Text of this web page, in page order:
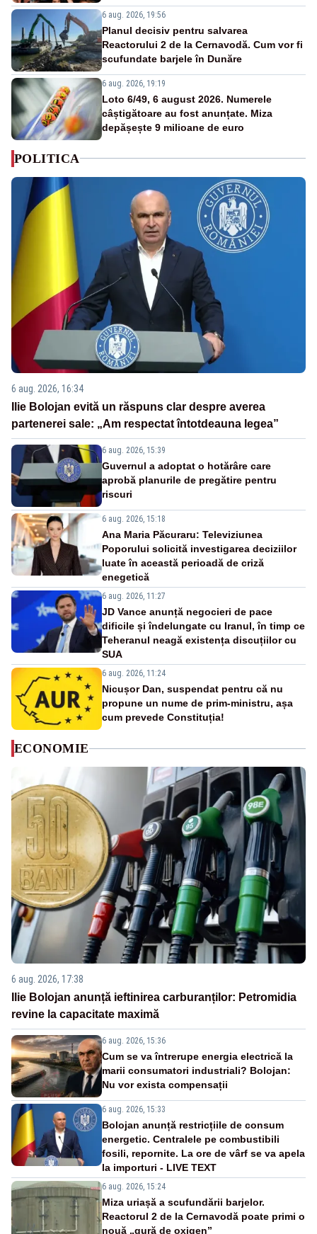
6 aug. 2026, 19:56
Planul decisiv pentru salvarea
Reactorului 2 de la Cernavodă. Cum vor fi
scufundate barjele în Dunăre
6 aug. 2026, 19:19
Loto 6/49, 6 august 2026. Numerele
câștigătoare au fost anunțate. Miza
depășește 9 milioane de euro
POLITICA
6 aug. 2026, 16:34
Ilie Bolojan evită un răspuns clar despre averea
partenerei sale: „Am respectat întotdeauna legea”
6 aug. 2026, 15:39
Guvernul a adoptat o hotărâre care
aprobă planurile de pregătire pentru
riscuri
6 aug. 2026, 15:18
Ana Maria Păcuraru: Televiziunea
Poporului solicită investigarea deciziilor
luate în această perioadă de criză
enegetică
6 aug. 2026, 11:27
JD Vance anunță negocieri de pace
dificile și îndelungate cu Iranul, în timp ce
Teheranul neagă existența discuțiilor cu
SUA
6 aug. 2026, 11:24
Nicușor Dan, suspendat pentru că nu
propune un nume de prim-ministru, așa
cum prevede Constituția!
ECONOMIE
6 aug. 2026, 17:38
Ilie Bolojan anunță ieftinirea carburanților: Petromidia
revine la capacitate maximă
6 aug. 2026, 15:36
Cum se va întrerupe energia electrică la
marii consumatori industriali? Bolojan:
Nu vor exista compensații
6 aug. 2026, 15:33
Bolojan anunță restricțiile de consum
energetic. Centralele pe combustibili
fosili, repornite. La ore de vârf se va apela
la importuri - LIVE TEXT
6 aug. 2026, 15:24
Miza uriașă a scufundării barjelor.
Reactorul 2 de la Cernavodă poate primi o
nouă „gură de oxigen”